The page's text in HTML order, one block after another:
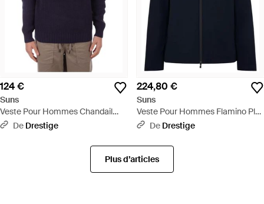
124 €
Suns
Veste Pour Hommes Chandail
Carlos Cote Bleu Fonce - Bleu
De Drestige
224,80 €
Suns
Veste Pour Hommes Flamino Plus
Bleu Fonce - Bleu
De Drestige
Plus d’articles